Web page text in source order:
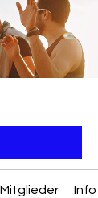
Mitglieder Info